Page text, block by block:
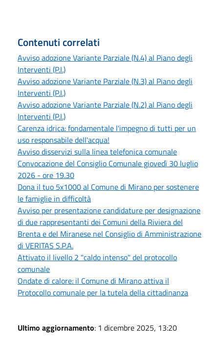
Contenuti correlati
Avviso adozione Variante Parziale (N.4) al Piano degli
Interventi (P.I.)
Avviso adozione Variante Parziale (N.3) al Piano degli
Interventi (P.I.)
Avviso adozione Variante Parziale (N.2) al Piano degli
Interventi (P.I.)
Carenza idrica: fondamentale l'impegno di tutti per un
uso responsabile dell'acqua!
Avviso disservizi sulla linea telefonica comunale
Convocazione del Consiglio Comunale giovedì 30 luglio
2026 - ore 19.30
Dona il tuo 5x1000 al Comune di Mirano per sostenere
le famiglie in difficoltà
Avviso per presentazione candidature per designazione
di due rappresentanti dei Comuni della Riviera del
Brenta e del Miranese nel Consiglio di Amministrazione
di VERITAS S.P.A.
Attivato il livello 2 "caldo intenso" del protocollo
comunale
Ondate di calore: il Comune di Mirano attiva il
Protocollo comunale per la tutela della cittadinanza
Ultimo aggiornamento: 1 dicembre 2025, 13:20